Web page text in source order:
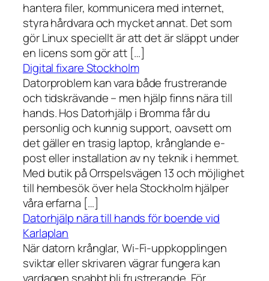
hantera filer, kommunicera med internet,
styra hårdvara och mycket annat. Det som
gör Linux speciellt är att det är släppt under
en licens som gör att […]
Digital fixare Stockholm
Datorproblem kan vara både frustrerande
och tidskrävande – men hjälp finns nära till
hands. Hos Datorhjälp i Bromma får du
personlig och kunnig support, oavsett om
det gäller en trasig laptop, krånglande e-
post eller installation av ny teknik i hemmet.
Med butik på Orrspelsvägen 13 och möjlighet
till hembesök över hela Stockholm hjälper
våra erfarna […]
Datorhjälp nära till hands för boende vid
Karlaplan
När datorn krånglar, Wi-Fi-uppkopplingen
sviktar eller skrivaren vägrar fungera kan